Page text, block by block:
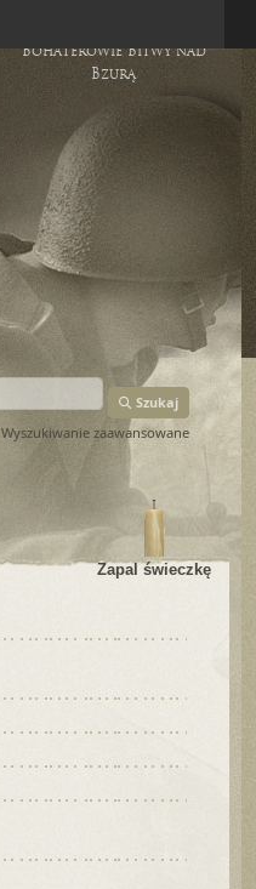
Bohaterowie Bitwy nad
Bzurą
Szukaj
Wyszukiwanie zaawansowane
Zapal świeczkę